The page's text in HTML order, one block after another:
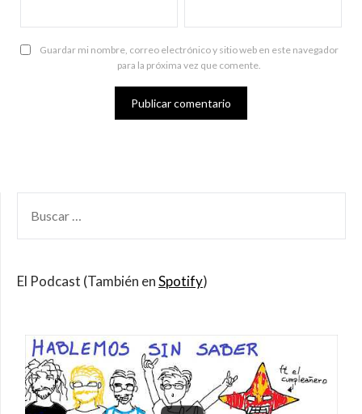
Guardar mi nombre, correo electrónico y sitio web en este navegador
para la próxima vez que comente.
POR:
El Podcast (También enSpotify)